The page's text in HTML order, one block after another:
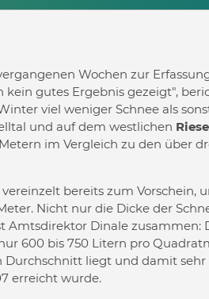
Wochen zur
kein gutes Ergebnis gezeigt",
viel weniger Schnee als
und auf dem westlichen
im Vergleich zu den über
bereits zum Vorschein,
Nicht nur die Dicke der
Amtsdirektor Dinale
600 bis 750 Litern pro
liegt und damit
erreicht wurde.